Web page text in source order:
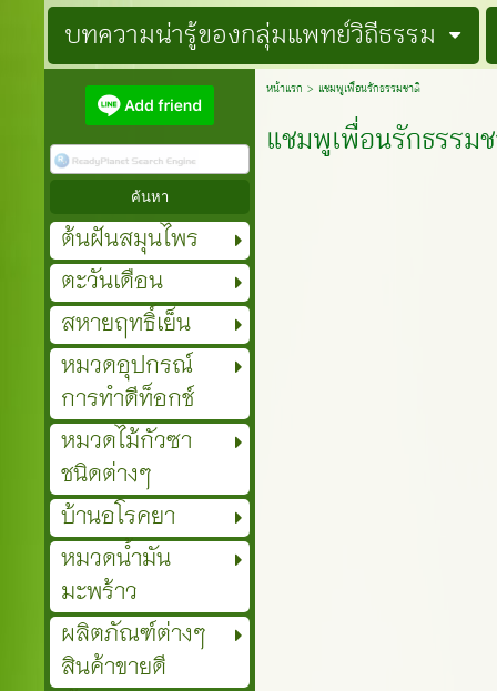
บทความน่ารู้ของกลุ่มแพทย์วิถีธรรม
ต้นฝันสมุนไพร
ตะวันเดือน
สหายฤทธิ์เย็น
หมวดอุปกรณ์
การทำดีท็อกช์
หมวดไม้กัวซา
ชนิดต่างๆ
บ้านอโรคยา
หมวดน้ำมัน
มะพร้าว
ผลิตภัณฑ์ต่างๆ
สินค้าขายดี
หน้าแรก > แชมพูเพื่อนรักธรรมชาติ
แชมพูเพื่อนรักธรรม